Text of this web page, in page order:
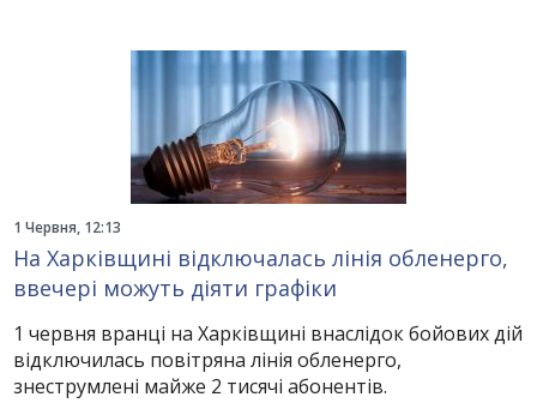
1 Червня, 12:13
На Харківщині відключалась лінія обленерго,
ввечері можуть діяти графіки
1 червня вранці на Харківщині внаслідок бойових дій
відключилась повітряна лінія обленерго,
знеструмлені майже 2 тисячі абонентів.